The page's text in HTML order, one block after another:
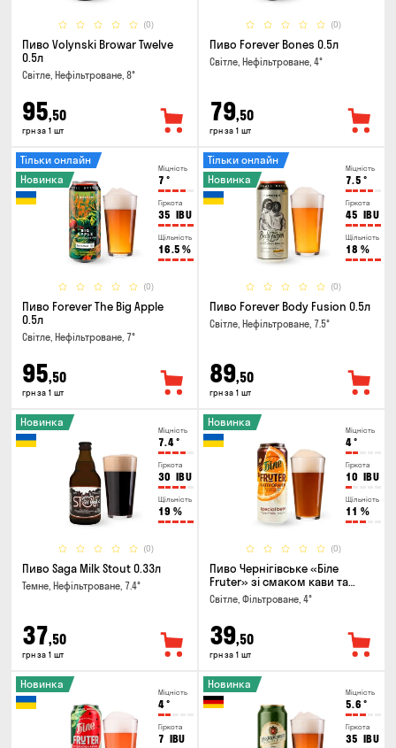
(0)
Пиво Volynski Browar Twelve
0.5л
Світле, Нефільтроване, 8°
95,50
грн за 1 шт
(0)
Пиво Forever Bones 0.5л
Світле, Нефільтроване, 4°
79,50
грн за 1 шт
Міцність
7 °
Гіркота
35 IBU
Щільність
16.5 %
(0)
Тільки онлайн
Новинка
Пиво Forever The Big Apple
0.5л
Світле, Нефільтроване, 7°
95,50
грн за 1 шт
Міцність
7.5 °
Гіркота
45 IBU
Щільність
18 %
(0)
Тільки онлайн
Новинка
Пиво Forever Body Fusion 0.5л
Світле, Нефільтроване, 7.5°
89,50
грн за 1 шт
Міцність
7.4°
Гіркота
30 IBU
Щільність
19 %
(0)
Новинка
Пиво Saga Milk Stout 0.33л
Темне, Нефільтроване, 7.4°
37,50
грн за 1 шт
Міцність
4°
Гіркота
10 IBU
Щільність
11 %
(0)
Новинка
Пиво Чернігівське «Біле
Fruter» зі смаком кави та
апельсину 0.5л
Світле, Фільтроване, 4°
39,50
грн за 1 шт
Міцність
4°
Гіркота
7 IBU
Новинка
Міцність
5.6 °
Гіркота
35 IBU
Новинка